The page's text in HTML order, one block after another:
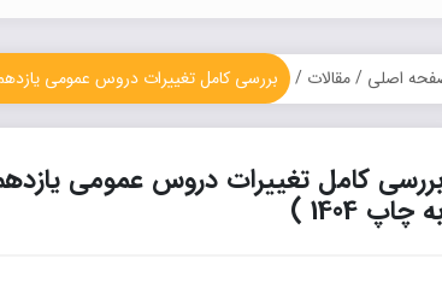
اصلی /مقالات / بررسی کامل تغییرات دروس عمومی یازدهم برای
چاپ 1404 )